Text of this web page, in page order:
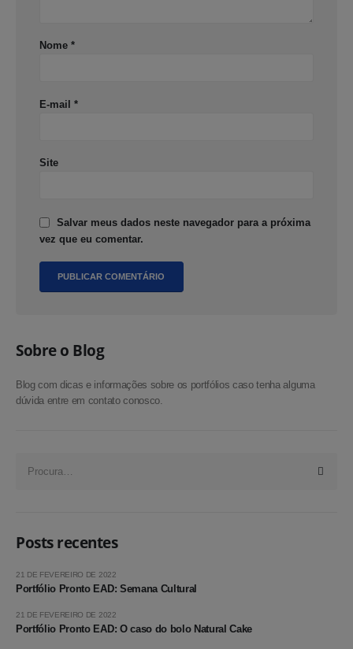
Nome *
E-mail *
Site
Salvar meus dados neste navegador para a próxima
vez que eu comentar.
Sobre o Blog
Blog com dicas e informações sobre os portfólios caso tenha alguma
dúvida entre em contato conosco.
Posts recentes
Portfólio Pronto EAD: Semana Cultural
21 DE FEVEREIRO DE 2022
Portfólio Pronto EAD: O caso do bolo Natural Cake
21 DE FEVEREIRO DE 2022